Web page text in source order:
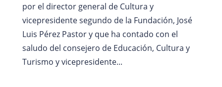
por el director general de Cultura y
vicepresidente segundo de la Fundación, José
Luis Pérez Pastor y que ha contado con el
saludo del consejero de Educación, Cultura y
Turismo y vicepresidente...